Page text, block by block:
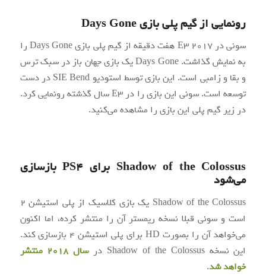
رونمایی از گیم پلی بازی Days Gone
سونی در E3 2017 هفت دقیقه از گیم پلی بازی Days Gone را
به نمایش گذاشت. Days Gone یک بازی جهان باز در سبک ترس
و بقا و زامبی است. این بازی توسط استودیو SIE Bend در دست
توسعه است. سونی این بازی را در E3 سال گذشته رونمایی کرد.
در زیر گیم پلی این بازی را مشاهده می‌کنید.
Shadow of the Colossus برای PS4 بازسازی
می‌شود
Shadow of the Colossus یک بازی کلاسیک از پلی استیشن ۲
است و سونی قبلا نسخه ریمستر آن را منتشر کرده، اما اکنون
می‌خواهد آن را بصورت HD برای پلی استیشن ۴ بازسازی کند.
این نسخه Shadow of the Colossus در
سال ۲۰۱۸ منتشر
خواهد شد.